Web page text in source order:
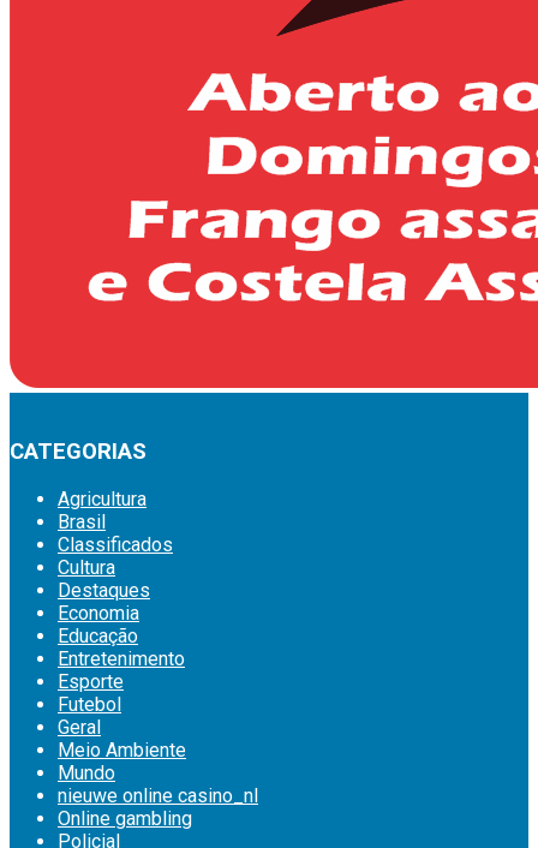
CATEGORIAS
Agricultura
Brasil
Classificados
Cultura
Destaques
Economia
Educação
Entretenimento
Esporte
Futebol
Geral
Meio Ambiente
Mundo
nieuwe online casino_nl
Online gambling
Policial